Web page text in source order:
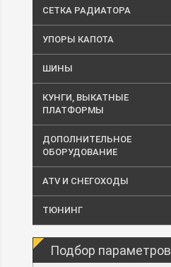
СЕТКА РАДИАТОРА
УПОРЫ КАПОТА
ШИНЫ
КУНГИ, ВЫКАТНЫЕ
ПЛАТФОРМЫ
ДОПОЛНИТЕЛЬНОЕ
ОБОРУДОВАНИЕ
ATV И СНЕГОХОДЫ
ТЮНИНГ
Подбор параметров